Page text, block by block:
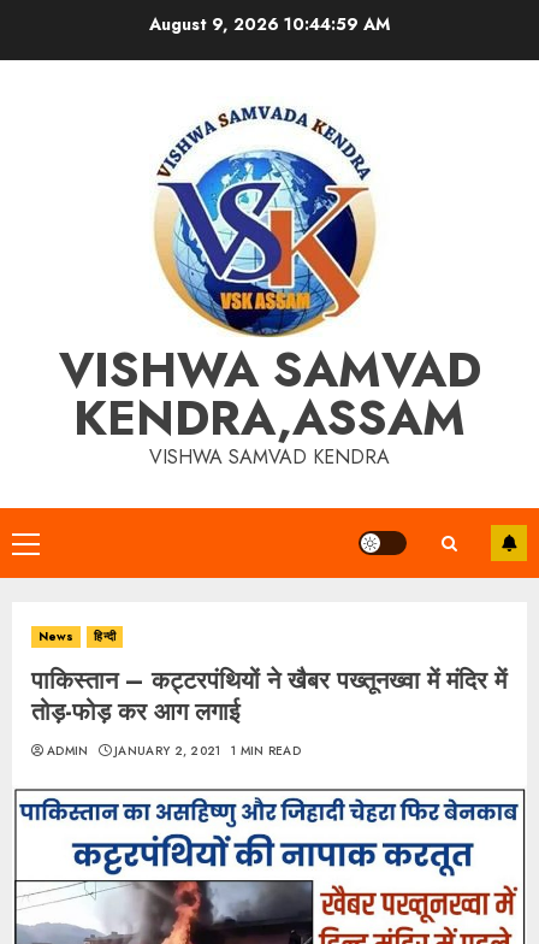
August 9, 2026 10:44:59 AM
VISHWA SAMVAD
KENDRA,ASSAM
VISHWA SAMVAD KENDRA
Primary
Menu
News हिन्दी
पाकिस्तान – कट्टरपंथियों ने खैबर पख्तूनख्वा में मंदिर में
तोड़-फोड़ कर आग लगाई
ADMIN JANUARY 2, 2021 1 MIN READ